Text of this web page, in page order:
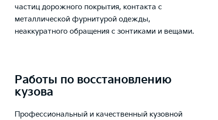
частиц дорожного покрытия, контакта с
металлической фурнитурой одежды,
неаккуратного обращения с зонтиками и вещами.
Работы по восстановлению
кузова
Профессиональный и качественный кузовной